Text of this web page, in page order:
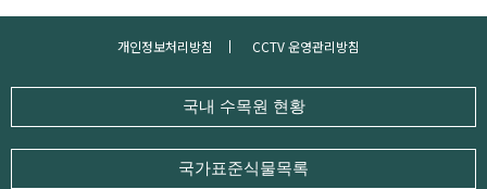
개인정보처리방침 CCTV 운영관리방침
국내 수목원 현황
국가표준식물목록